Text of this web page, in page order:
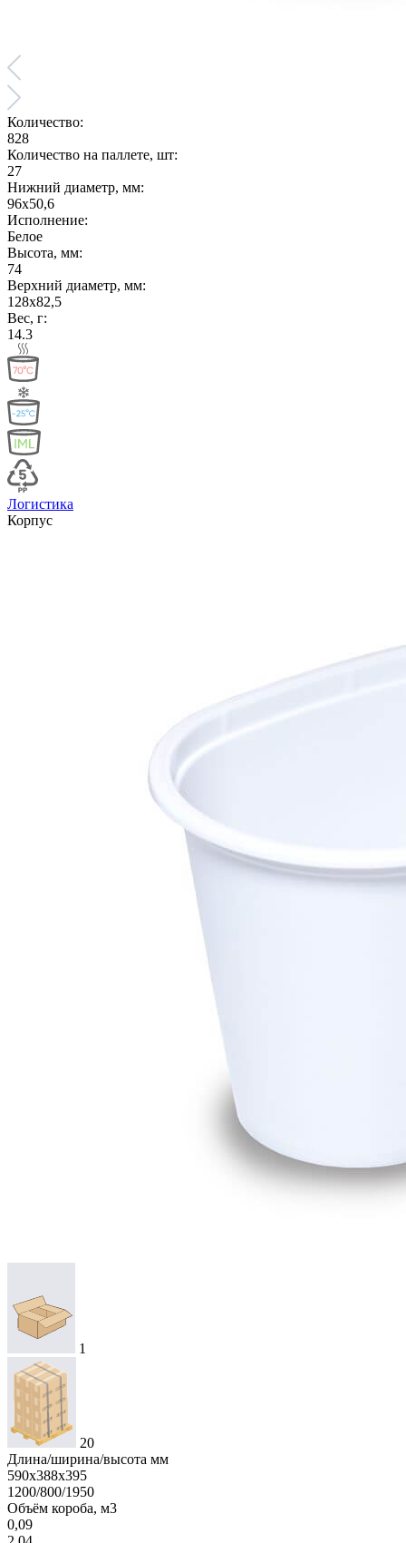
Количество:
828
Количество на паллете, шт:
27
Нижний диаметр, мм:
96х50,6
Исполнение:
Белое
Высота, мм:
74
Верхний диаметр, мм:
128х82,5
Вес, г:
14.3
Логистика
Корпус
1
20
Длина/ширина/высота мм
590х388х395
1200/800/1950
Объём короба, м3
0,09